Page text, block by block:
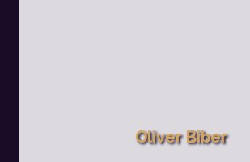
Oliver Biber